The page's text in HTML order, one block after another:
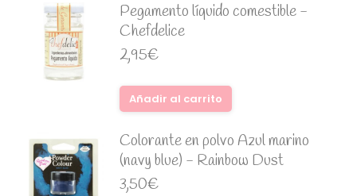
Pegamento líquido comestible -
Chefdelice
2,95€
Añadir al carrito
Colorante en polvo Azul marino
(navy blue) - Rainbow Dust
3,50€